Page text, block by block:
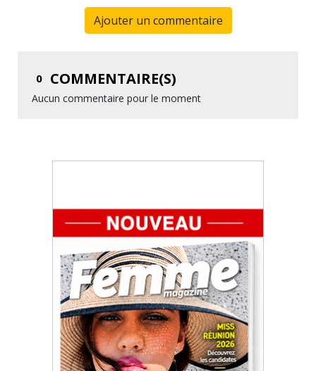
Ajouter un commentaire
0 COMMENTAIRE(S)
Aucun commentaire pour le moment